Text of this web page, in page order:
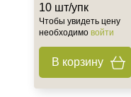
10 шт/упк
Чтобы увидеть цену
необходимо войти
В корзину